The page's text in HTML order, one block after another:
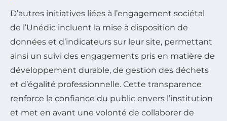
D’autres initiatives liées à l’engagement sociétal
de l’Unédic incluent la mise à disposition de
données et d’indicateurs sur leur site, permettant
ainsi un suivi des engagements pris en matière de
développement durable, de gestion des déchets
et d’égalité professionnelle. Cette transparence
renforce la confiance du public envers l’institution
et met en avant une volonté de collaborer de